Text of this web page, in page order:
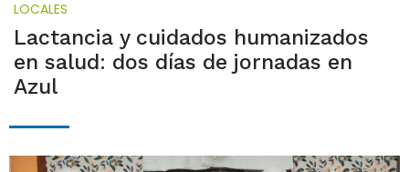
LOCALES
Lactancia y cuidados humanizados
en salud: dos días de jornadas en
Azul